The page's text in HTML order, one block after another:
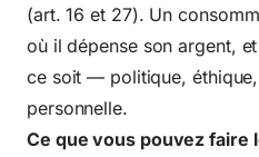
(art. 16 et 27). Un
où il dépense son argent,
ce soit — politique,
personnelle.
Ce que vous pouvez faire